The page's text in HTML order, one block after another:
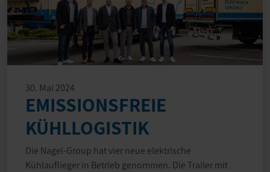
30. Mai 2024
EMISSIONSFREIE
KÜHLLOGISTIK
Die Nagel-Group hat vier neue elektrische
Kühlauflieger in Betrieb genommen. Die Trailer mit